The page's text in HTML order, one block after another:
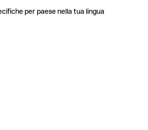
per paese nella tua lingua